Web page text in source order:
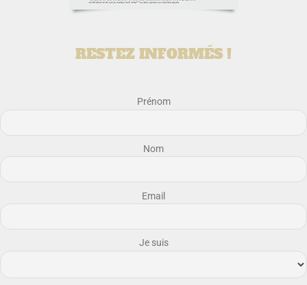
RESTEZ INFORMÉS !
Prénom
Nom
Email
Je suis